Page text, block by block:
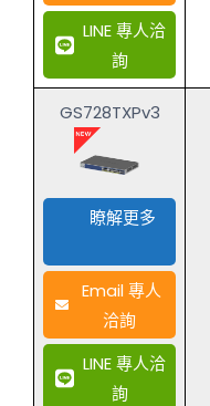
LINE 專人洽
詢
GS728TXPv3
瞭解更多
Email 專人
洽詢
LINE 專人洽
詢